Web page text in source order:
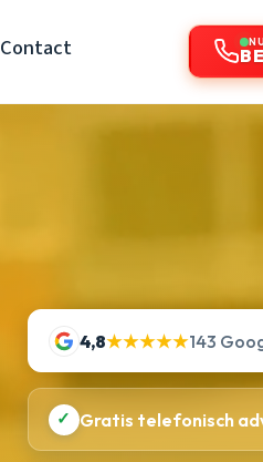
Contact
4,8★★★★★143
✓ Gratis telefonisch